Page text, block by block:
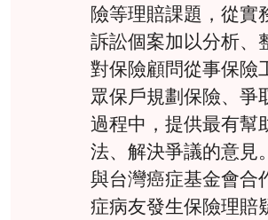
險等理賠課題，從實
訴訟個案加以分析、
對保險顧問從事保險
眾保戶規劃保險、爭
過程中，提供最有幫
法、解決爭議的意見
與台灣癌症基金會合
症病友發生保險理賠